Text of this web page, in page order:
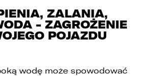
ZALANIA,
- ZAGROŻENIE
POJAZDU
wodę może spowodować